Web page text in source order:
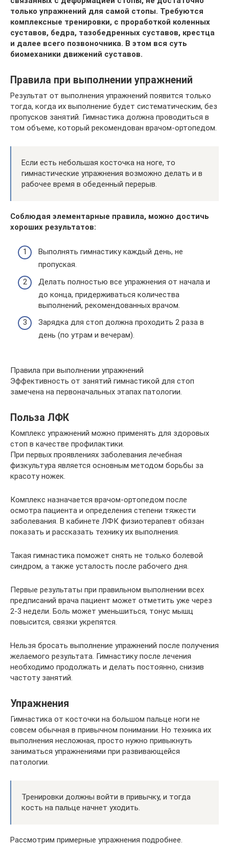
только упражнений для самой стопы. Требуются
комплексные тренировки, с проработкой коленных
суставов, бедра, тазобедренных суставов, крестца
и далее всего позвоночника. В этом вся суть
биомеханики движений суставов.
Правила при выполнении упражнений
Результат от выполнения упражнений появится только
тогда, когда их выполнение будет систематическим, без
пропусков занятий. Гимнастика должна проводиться в
том объеме, который рекомендован врачом-ортопедом.
Если есть небольшая косточка на ноге, то
гимнастические упражнения возможно делать и в
рабочее время в обеденный перерыв.
Соблюдая элементарные правила, можно достичь
хороших результатов:
Выполнять гимнастику каждый день, не
пропуская.
Делать полностью все упражнения от начала и
до конца, придерживаться количества
выполнений, рекомендованных врачом.
Зарядка для стоп должна проходить 2 раза в
день (по утрам и вечерам).
Правила при выполнении упражнений
Эффективность от занятий гимнастикой для стоп
замечена на первоначальных этапах патологии.
Польза ЛФК
Комплекс упражнений можно применять для здоровых
стоп в качестве профилактики.
При первых проявлениях заболевания лечебная
физкультура является основным методом борьбы за
красоту ножек.
Комплекс назначается врачом-ортопедом после
осмотра пациента и определения степени тяжести
заболевания. В кабинете ЛФК физиотерапевт обязан
показать и рассказать технику их выполнения.
Такая гимнастика поможет снять не только болевой
синдром, а также усталость после рабочего дня.
Первые результаты при правильном выполнении всех
предписаний врача пациент может отметить уже через
2-3 недели. Боль может уменьшиться, тонус мышц
повысится, связки укрепятся.
Нельзя бросать выполнение упражнений после получения
желаемого результата. Гимнастику после лечения
необходимо продолжать и делать постоянно, снизив
частоту занятий.
Упражнения
Гимнастика от косточки на большом пальце ноги не
совсем обычная в привычном понимании. Но техника их
выполнения несложная, просто нужно привыкнуть
заниматься упражнениями при развивающейся
патологии.
Тренировки должны войти в привычку, и тогда
кость на пальце начнет уходить.
Рассмотрим примерные упражнения подробнее.